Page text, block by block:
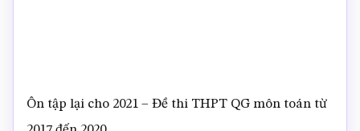
Ôn tập lại cho 2021 – Đề thi THPT QG môn toán từ